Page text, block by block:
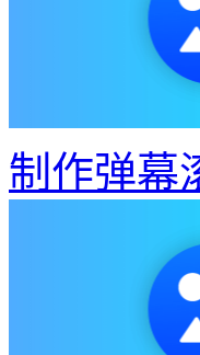
制作弹幕